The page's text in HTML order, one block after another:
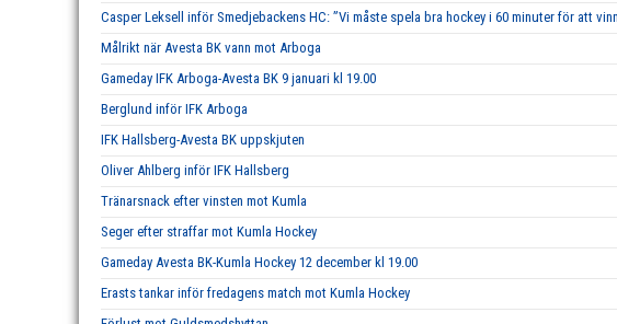
Casper Leksell inför Smedjebackens HC: ”Vi måste spela bra hockey i 60 minuter för att
Målrikt när Avesta BK vann mot Arboga
Gameday IFK Arboga-Avesta BK 9 januari kl 19.00
Berglund inför IFK Arboga
IFK Hallsberg-Avesta BK uppskjuten
Oliver Ahlberg inför IFK Hallsberg
Tränarsnack efter vinsten mot Kumla
Seger efter straffar mot Kumla Hockey
Gameday Avesta BK-Kumla Hockey 12 december kl 19.00
Erasts tankar inför fredagens match mot Kumla Hockey